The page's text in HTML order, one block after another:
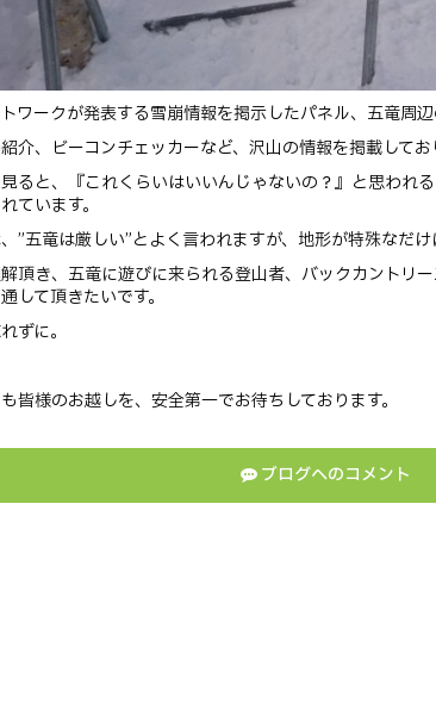
ワークが発表する雪崩情報を掲示したパネル、五竜周
介、ビーコンチェッカーなど、沢山の情報を掲載してお
ると、『これくらいはいいんじゃないの？』と思われ
ています。
”五竜は厳しい”とよく言われますが、地形が特殊なだけ
頂き、五竜に遊びに来られる登山者、バックカントリ
して頂きたいです。
ずに。
皆様のお越しを、安全第一でお待ちしております。
ブログへのコメント